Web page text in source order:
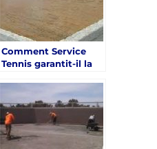
Comment Service
Tennis garantit-il la
revêtement de
surface pour les
courts de tennis à
Mougins ?